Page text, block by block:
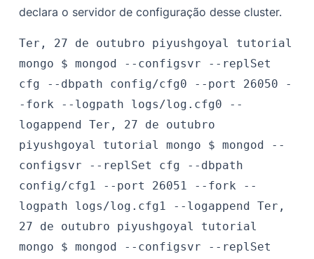
declara o servidor de configuração desse cluster.
Ter, 27 de outubro piyushgoyal
tutorial
mongo $mongod --configsvr --replSet
cfg --dbpath config/cfg0 --port 26050 -
-fork --logpath logs/log.cfg0 --
logappend Ter, 27 de outubro
piyushgoyal
tutorial mongo $mongod --
configsvr --replSet cfg --dbpath
config/cfg1 --port 26051 --fork --
logpath logs/log.cfg1 --logappend Ter,
27 de outubro piyushgoyal
tutorial
mongo $mongod --configsvr --replSet